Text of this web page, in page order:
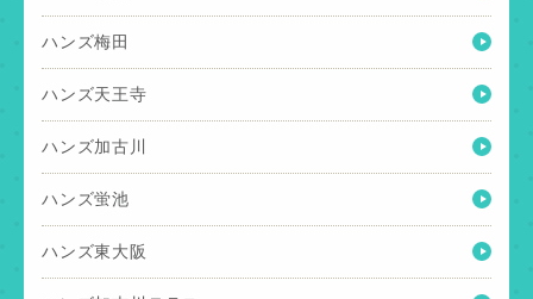
ハンズ梅田
ハンズ天王寺
ハンズ加古川
ハンズ蛍池
ハンズ東大阪